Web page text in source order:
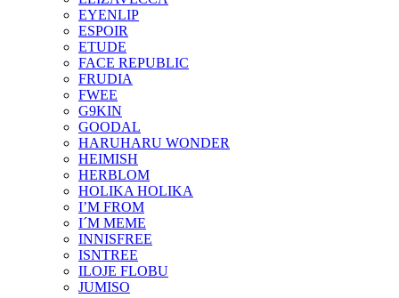
EYENLIP
ESPOIR
ETUDE
FACE REPUBLIC
FRUDIA
FWEE
G9KIN
GOODAL
HARUHARU WONDER
HEIMISH
HERBLOM
HOLIKA HOLIKA
I’M FROM
I´M MEME
INNISFREE
ISNTREE
ILOJE FLOBU
JUMISO